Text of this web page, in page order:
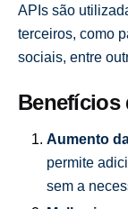
APIs são
terceiros, como
sociais, entre
Benefícios
Aumento
permite
sem a